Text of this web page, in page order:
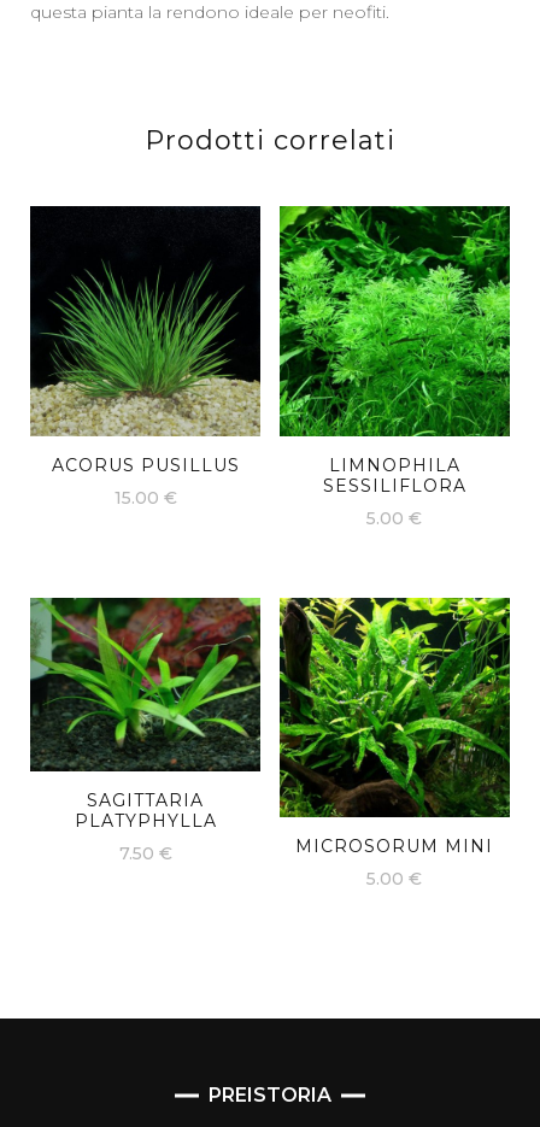
questa pianta la rendono ideale per neofiti.
Prodotti correlati
ACORUS PUSILLUS
15.00 €
LIMNOPHILA
SESSILIFLORA
5.00€
SAGITTARIA
PLATYPHYLLA
7.50 €
MICROSORUM MINI
5.00€
PREISTORIA